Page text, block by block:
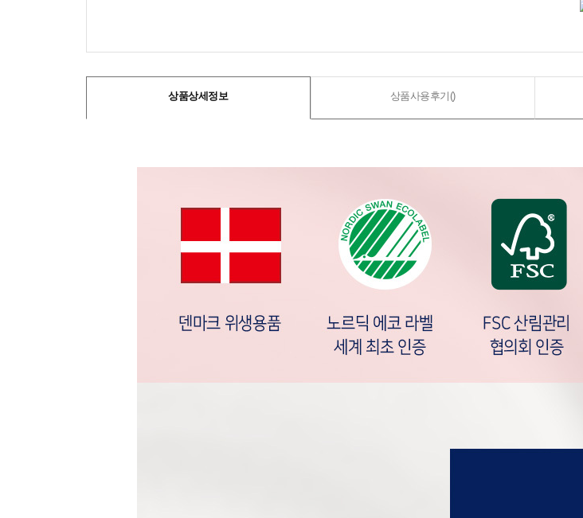
상품상세정보 상품사용후기()